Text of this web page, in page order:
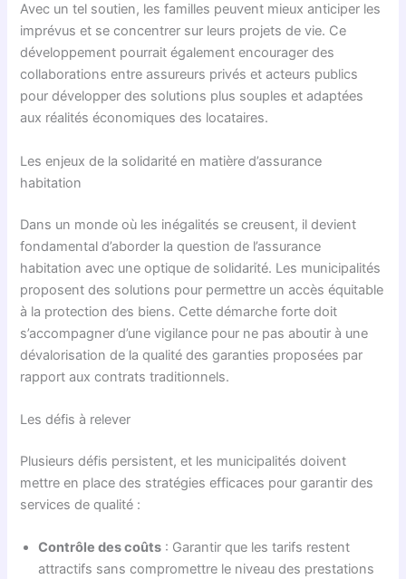
Avec un tel soutien, les familles peuvent mieux anticiper les
imprévus et se concentrer sur leurs projets de vie. Ce
développement pourrait également encourager des
collaborations entre assureurs privés et acteurs publics
pour développer des solutions plus souples et adaptées
aux réalités économiques des locataires.
Les enjeux de la solidarité en matière d’assurance
habitation
Dans un monde où les inégalités se creusent, il devient
fondamental d’aborder la question de l’assurance
habitation avec une optique de solidarité. Les municipalités
proposent des solutions pour permettre un accès équitable
à la protection des biens. Cette démarche forte doit
s’accompagner d’une vigilance pour ne pas aboutir à une
dévalorisation de la qualité des garanties proposées par
rapport aux contrats traditionnels.
Les défis à relever
Plusieurs défis persistent, et les municipalités doivent
mettre en place des stratégies efficaces pour garantir des
services de qualité :
Contrôle des coûts : Garantir que les tarifs restent
attractifs sans compromettre le niveau des prestations